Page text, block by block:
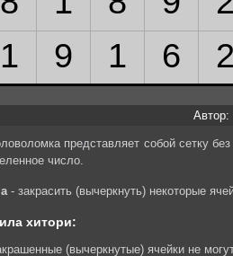
Автор:
представляет собой сетку
число.
- закрасить (вычеркнуть) некоторые
хитори:
(вычеркнутые) ячейки не